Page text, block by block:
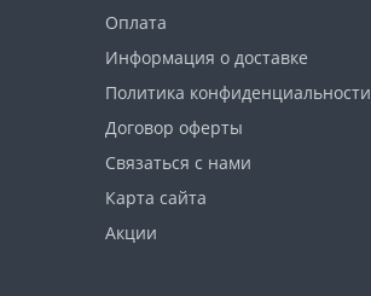
Оплата
Информация о доставке
Политика конфиденциальности
Договор оферты
Связаться с нами
Карта сайта
Акции